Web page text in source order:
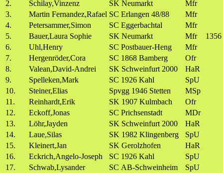
2. Schilay,Vinzenz SK Neumarkt
Mfr
3.
Martin Fernandez,Rafael SC Erlangen 48/88
Mfr
4.
Petersammer,Simon SC Eggerbachtal
Mfr
5.
Bauer,Laura Sophie SK Neumarkt Mfr
1356
6.
Uhl,Henry SC Postbauer-Heng
Mfr
7.
Hergenröder,Cora SC 1868 Bamberg
Ofr
8.
Valean,David-Andrei SK Schweinfurt 2000
HaR
9.
Spelleken,Mark SC 1926 Kahl
SpU
10.
Steiner,Elias Spvgg 1946 Stetten
MSp
11.
Reinhardt,Erik SK 1907 Kulmbach
Ofr
12.
Eckoff,Jonas SC Prichsenstadt
MDr
13.
Löhr,Jayden SK Schweinfurt 2000
HaR
14.
Laue,Silas SK 1982 Klingenberg
SpU
15.
Kleinert,Jan SK Gerolzhofen
HaR
16.
Eckrich,Angelo-Joseph SC 1926 Kahl
SpU
17.
Schwab,Lysander SC AB-Schweinheim
SpU